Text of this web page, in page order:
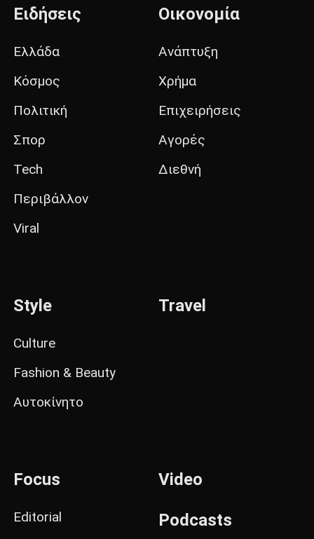
Ειδήσεις
Ελλάδα
Κόσμος
Πολιτική
Σπορ
Tech
Περιβάλλον
Viral
Οικονομία
Ανάπτυξη
Χρήμα
Επιχειρήσεις
Αγορές
Διεθνή
Style
Culture
Fashion & Beauty
Αυτοκίνητο
Travel
Focus
Editorial
Video
Podcasts